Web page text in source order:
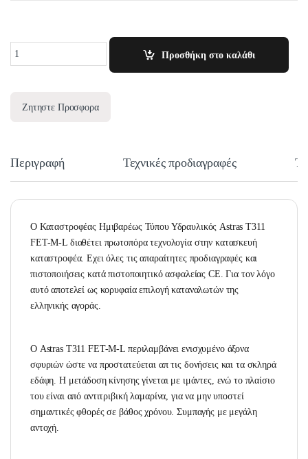
Προσθήκη στο καλάθι
Ζητηστε Προσφορα
Περιγραφή Τεχνικές προδιαγραφές
O Καταστροφέας Ημιβαρέως Τύπου Υδραυλικός Astras T311
FET-Μ-L διαθέτει πρωτοπόρα τεχνολογία στην κατασκευή
καταστροφέα. Εχει όλες τις απαραίτητες προδιαγραφές και
πιστοποιήσεις κατά πιστοποιητικό ασφαλείας CE. Για τον λόγο
αυτό αποτελεί ως κορυφαία επιλογή καταναλωτών της
ελληνικής αγοράς.
Ο Astras T311 FET-Μ-L περιλαμβάνει ενισχυμένο άξονα
σφυριών ώστε να προστατεύεται απ τις δονήσεις και τα σκληρά
εδάφη. Η μετάδοση κίνησης γίνεται με ιμάντες, ενώ το πλαίσιο
του είναι από αντιτριβική λαμαρίνα, για να μην υποστεί
σημαντικές φθορές σε βάθος χρόνου. Συμπαγής με μεγάλη
αντοχή.